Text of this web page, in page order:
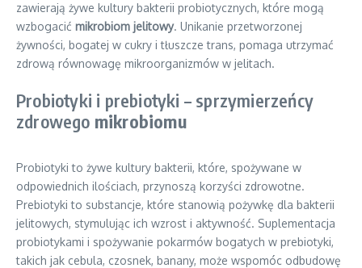
zawierają żywe kultury bakterii probiotycznych, które mogą
wzbogacić mikrobiom jelitowy. Unikanie przetworzonej
żywności, bogatej w cukry i tłuszcze trans, pomaga utrzymać
zdrową równowagę mikroorganizmów w jelitach.
Probiotyki i prebiotyki – sprzymierzeńcy
zdrowego mikrobiomu
Probiotyki to żywe kultury bakterii, które, spożywane w
odpowiednich ilościach, przynoszą korzyści zdrowotne.
Prebiotyki to substancje, które stanowią pożywkę dla bakterii
jelitowych, stymulując ich wzrost i aktywność. Suplementacja
probiotykami i spożywanie pokarmów bogatych w prebiotyki,
takich jak cebula, czosnek, banany, może wspomóc odbudowę